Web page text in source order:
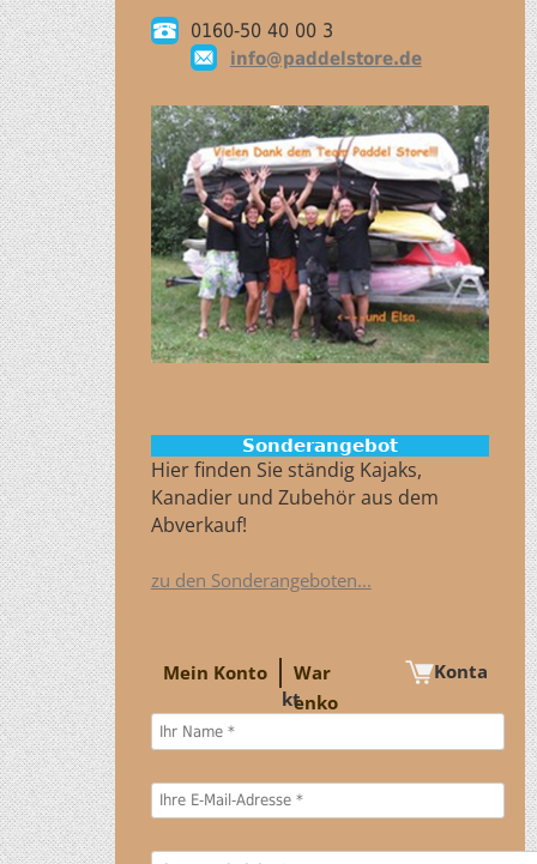
0160-50 40 00 3
info@paddelstore.de
Sonderangebot
Hier finden Sie ständig Kajaks,
Kanadier und Zubehör aus dem
Abverkauf!
zu den Sonderangeboten...
Mein Konto
War
enko
Konta
kt